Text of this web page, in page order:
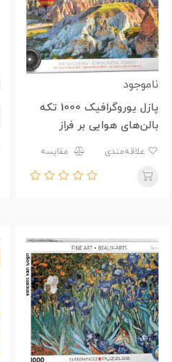
ناموجود
پازل یوروگرافیک 1000 تکه
بالن‌های هوایی بر فراز
کاپادوکیا 5717-6000
مقایسه